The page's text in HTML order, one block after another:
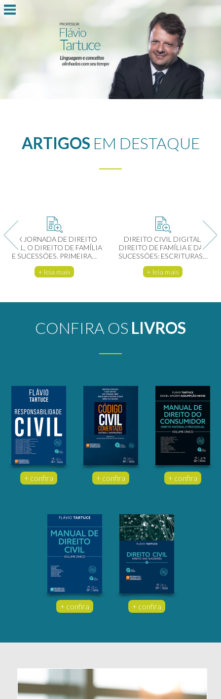
ARTIGOS EM DESTAQUE
A X JORNADA DE DIREITO
CIVIL, O DIREITO DE FAMÍLIA
E SUCESSÕES. PRIMEIRA…
+ leia mais
DIREITO CIVIL DIGITAL,
DIREITO DE FAMÍLIA E DAS
SUCESSÕES: ESCRITURAS…
+ leia mais
CONFIRA OS LIVROS
+ confira + confira + confira
+ confira + confira